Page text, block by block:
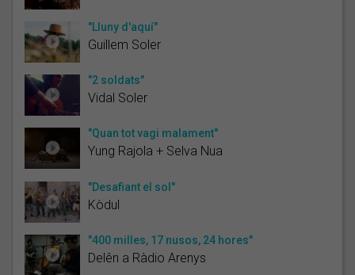
"Lluny d'aquí"
Guillem Soler
"2 soldats"
Vidal Soler
"Quan tot vagi malament"
Yung Rajola + Selva Nua
"Desafiant el sol"
Kòdul
"400 milles, 17 nusos, 24 hores"
Delên a Ràdio Arenys